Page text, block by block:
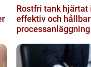
Rostfri tank hjärtat i en
effektiv och hållbar
processanläggning